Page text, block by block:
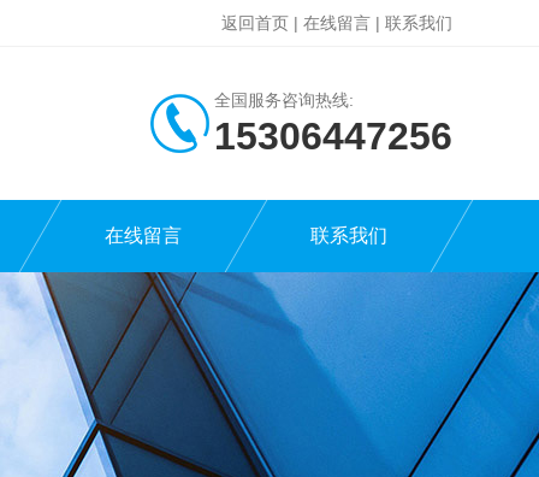
返回首页 | 在线留言 | 联系我们
全国服务咨询热线:
15306447256
在线留言 联系我们